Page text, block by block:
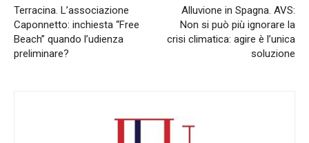
Terracina. L’associazione
Caponnetto: inchiesta “Free
Beach” quando l’udienza
preliminare?
Alluvione in Spagna. AVS:
Non si può più ignorare la
crisi climatica: agire è l’unica
soluzione